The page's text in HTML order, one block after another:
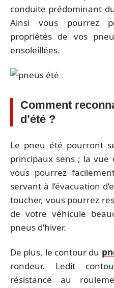
conduite prédominant
Ainsi vous pourrez
propriétés de vos
ensoleillées.
Comment
d’été ?
Le pneu été pourront
principaux sens ; la vue
vous pourrez
servant à l’évacuation
toucher, vous pourrez
de votre véhicule
pneus d’hiver.
De plus, le contour du
rondeur. Ledit
résistance au